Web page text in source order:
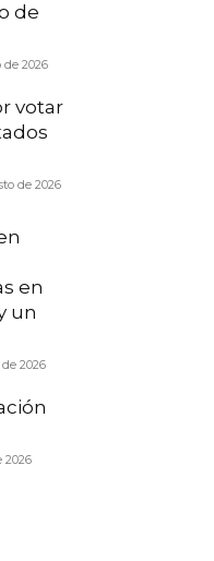
de
2026
votar
de 2026
en
un
2026
2026